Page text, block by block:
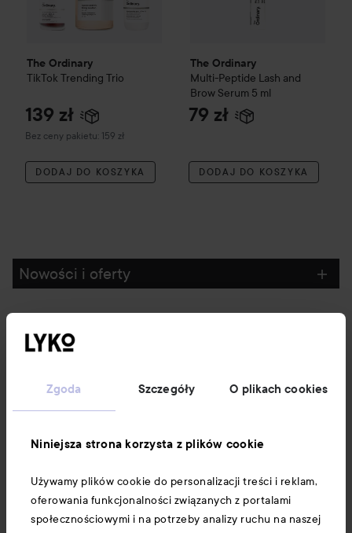
Zgoda Szczegóły O plikach cookies
Niniejsza strona korzysta z plików cookie
Używamy plików cookie do personalizacji treści i reklam,
oferowania funkcjonalności związanych z portalami
społecznościowymi i na potrzeby analizy ruchu na naszej
The Ordinary
TikTok Trending Trio
139 zł
Bez ceny pakietu: 159 zł
DODAJ DO KOSZYKA
The Ordinary
Multi-Peptide Lash and
Brow Serum 5 ml
79 zł
DODAJ DO KOSZYKA
Nowości i oferty
Obsługa klienta
Informacje
Download our app here